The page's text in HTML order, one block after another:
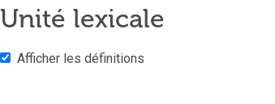
Unité lexicale
Afficher les définitions